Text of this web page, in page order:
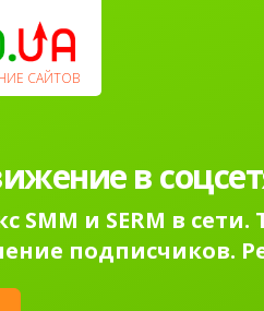
САЙТОВ
в
SMM и SERM в
подписчиков.